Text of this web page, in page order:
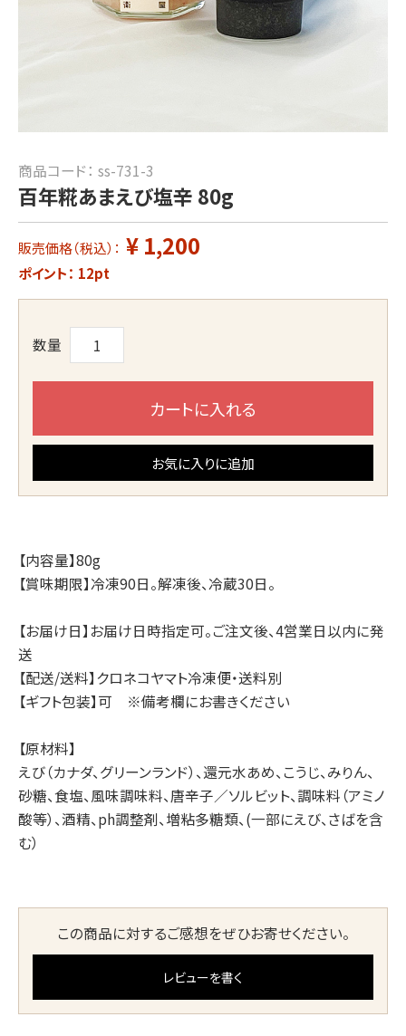
商品コード： ss-731-3
百年糀あまえび塩辛 80g
販売価格（税込）： ¥ 1,200
ポイント： 12pt
数量
カートに入れる
お気に入りに追加
【内容量】80g
【賞味期限】冷凍90日。解凍後、冷蔵30日。
【お届け日】お届け日時指定可。ご注文後、4営業日以内に発
送
【配送/送料】クロネコヤマト冷凍便・送料別
【ギフト包装】可 ※備考欄にお書きください
【原材料】
えび（カナダ、グリーンランド）、還元水あめ、こうじ、みりん、
砂糖、食塩、風味調味料、唐辛子／ソルビット、調味料（アミノ
酸等）、酒精、ph調整剤、増粘多糖類、(一部にえび、さばを含
む）
この商品に対するご感想をぜひお寄せください。
レビューを書く